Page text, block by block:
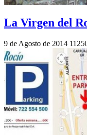
La Virgen del
9 de Agosto de 2014